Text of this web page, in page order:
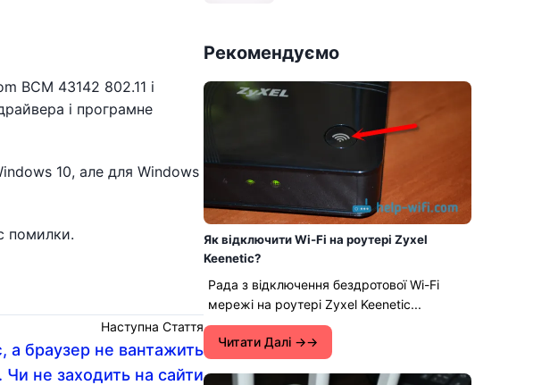
BCM 43142 802.11 і
і програмне
10, але для Windows
помилки.
Наступна Стаття
а браузер не вантажить
Чи не заходить на сайти
Рекомендуємо
Як відключити Wi-Fi на роутері Zyxel
Keenetic?
Рада з відключення бездротової Wi-Fi
мережі на роутері Zyxel Keenetic...
Читати Далі →